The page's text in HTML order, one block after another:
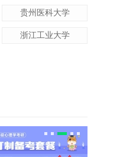
贵州医科大学
浙江工业大学